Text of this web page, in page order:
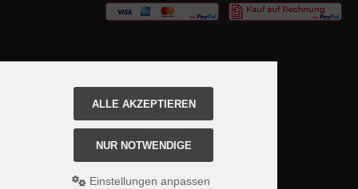
Paketversand
ALLE AKZEPTIEREN
NUR NOTWENDIGE
Einstellungen anpassen